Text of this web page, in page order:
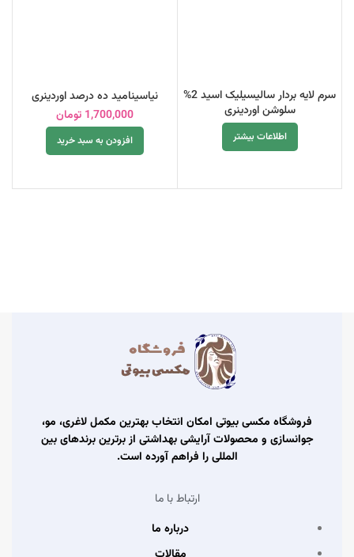
سرم لایه بردار سالیسیلیک اسید 2%
سلوشن اوردینری
اطلاعات بیشتر
نیاسینامید ده درصد اوردینری
1,700,000 تومان
افزودن به سبد خرید
فروشگاه مکسی بیوتی امکان انتخاب بهترین مکمل لاغری، مو،
جوانسازی و محصولات آرایشی بهداشتی از برترین برندهای بین
المللی را فراهم آورده است.
ارتباط با ما
درباره ما